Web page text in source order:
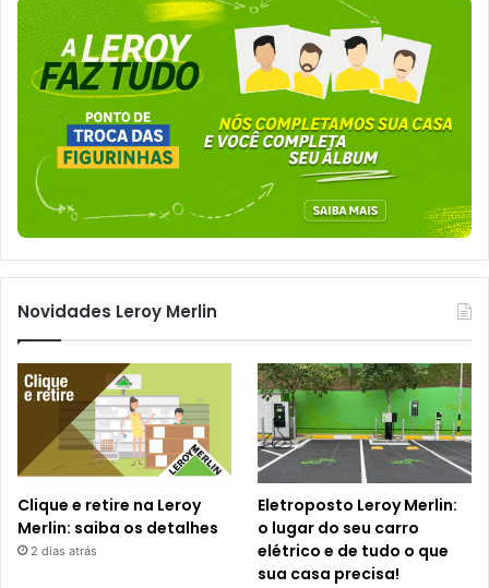
Novidades Leroy Merlin
Clique e retire na Leroy
Merlin: saiba os detalhes
2 dias atrás
Eletroposto Leroy Merlin:
o lugar do seu carro
elétrico e de tudo o que
sua casa precisa!